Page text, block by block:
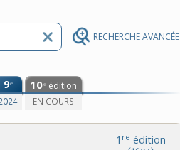
RECHERCHE AVANCÉE
9e 10e édition
EN COURS
1 re édition